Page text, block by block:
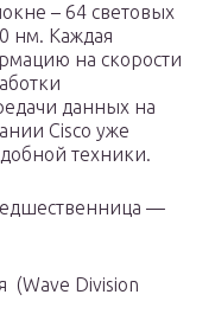
– 64 световых
нм. Каждая
на скорости
данных на
Cisco уже
техники.
—
(Wave Division